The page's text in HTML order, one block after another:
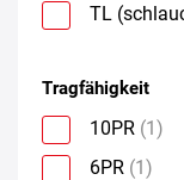
TL
Tragfähigkeit
10PR (1)
6PR (1)